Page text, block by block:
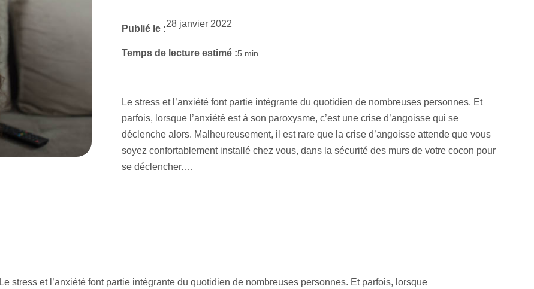
Publié le :28 janvier 2022
Temps de lecture estimé :5 min
Le stress et l’anxiété font partie intégrante du quotidien de nombreuses personnes. Et
parfois, lorsque l’anxiété est à son paroxysme, c’est une crise d’angoisse qui se
déclenche alors. Malheureusement, il est rare que la crise d’angoisse attende que vous
soyez confortablement installé chez vous, dans la sécurité des murs de votre cocon pour
se déclencher.…
Le stress et l’anxiété font partie intégrante du quotidien de nombreuses personnes. Et parfois, lorsque